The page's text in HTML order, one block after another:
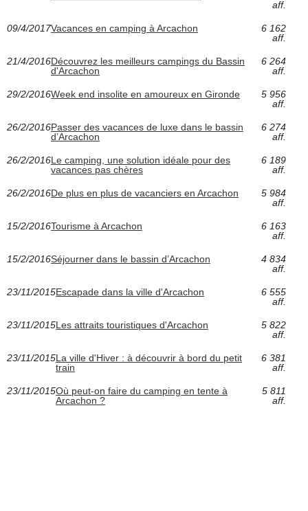
aff.
09/4/2017Vacances en camping à Arcachon
6 162
aff.
21/4/2016Découvrez les meilleurs campings du Bassin
d'Arcachon
6 264
aff.
29/2/2016Week end insolite en amoureux en Gironde
5 956
aff.
26/2/2016Passer des vacances de luxe dans le bassin
d’Arcachon
6 274
aff.
26/2/2016Le camping, une solution idéale pour des
vacances pas chères
6 189
aff.
26/2/2016De plus en plus de vacanciers en Arcachon
5 984
aff.
15/2/2016Tourisme à Arcachon
6 163
aff.
15/2/2016Séjourner dans le bassin d’Arcachon
4 834
aff.
23/11/2015Escapade dans la ville d'Arcachon
6 555
aff.
23/11/2015Les attraits touristiques d'Arcachon
5 822
aff.
23/11/2015La ville d'Hiver : à découvrir à bord du petit
train
6 381
aff.
23/11/2015Où peut-on faire du camping en tente à
Arcachon ?
5 811
aff.